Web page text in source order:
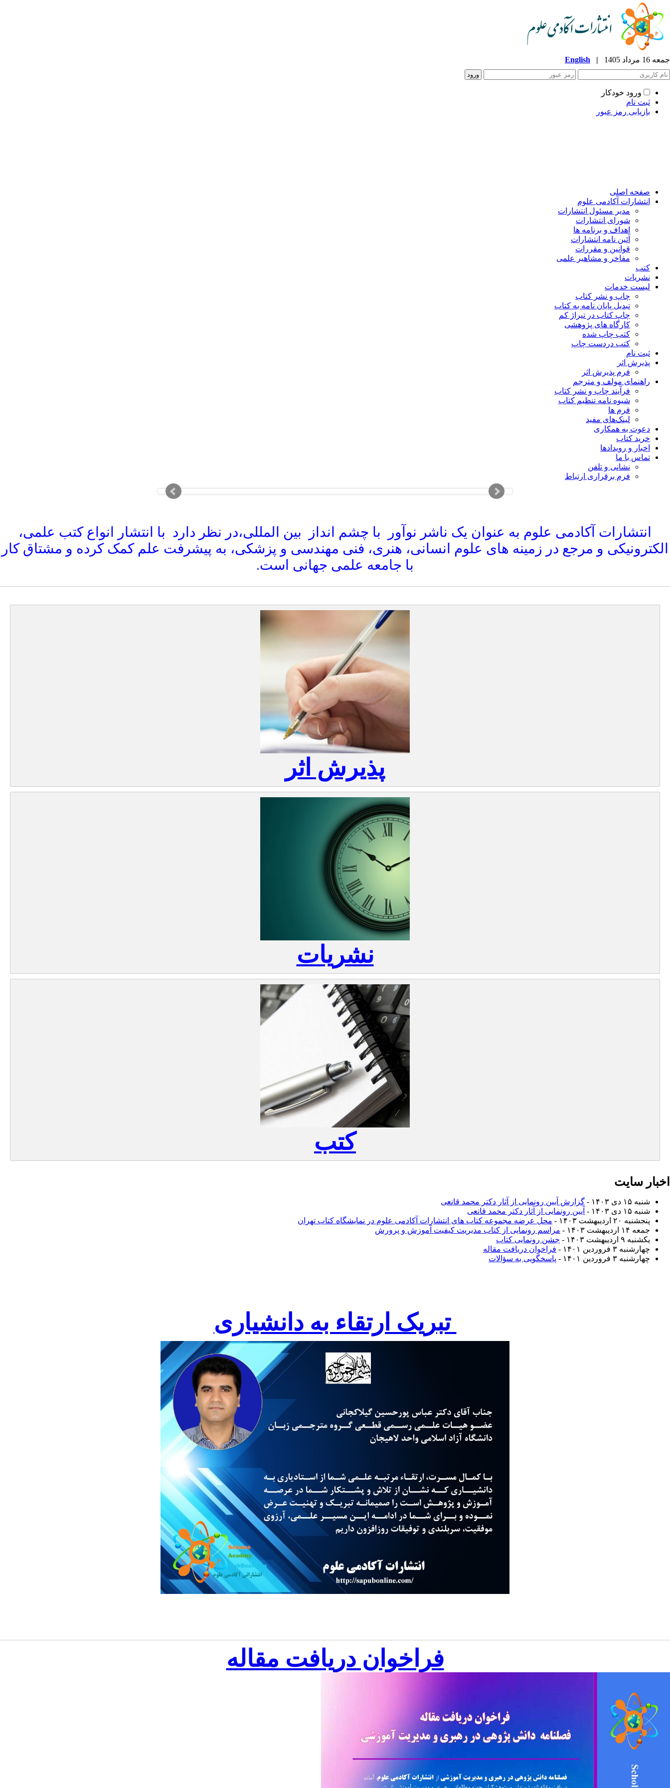
جمعه 16 مرداد 1405 |
English
ورود خودکار
ثبت نام
بازیابی رمز عبور
صفحه اصلی
انتشارات آکادمی علوم
مدیر مسئول انتشارات
شورای انتشارات
اهداف و برنامه ها
آئین نامه انتشارات
قوانین و مقررات
مفاخر و مشاهیر علمی
کتب
نشریات
لیست خدمات
چاپ و نشر کتاب
تبدیل پایان نامه به کتاب
چاپ کتاب در تیراژ کم
کارگاه های پژوهشی
کتب چاپ شده
کتب دردست چاپ
ثبت نام
پذیرش اثر
فرم پذیرش اثر
راهنمای مولف و مترجم
فرآیند چاپ و نشر کتاب
شیوه نامه تنظیم کتاب
فرم ها
لینک‌های مفید
دعوت به همکاری
خرید کتاب
اخبار و رویدادها
تماس با ما
نشانی و تلفن
فرم برقراری ارتباط
انتشارات آکادمی علوم به عنوان یک ناشر نوآور با چشم انداز بین المللی،در نظر دارد با انتشار انواع کتب علمی،
الکترونیکی و مرجع در زمینه های علوم انسانی، هنری، فنی مهندسی و پزشکی، به پیشرفت علم کمک کرده و مشتاق کار
با جامعه علمی جهانی است.
پذیرش اثر
نشریات
کتب
اخبار سایت
شنبه ۱۵ دی ۱۴۰۳ -
گزارش آیین رونمایی از آثار دکتر محمد قانعی
شنبه ۱۵ دی ۱۴۰۳ -
آیین رونمایی از آثار دکتر محمد قانعی
پنجشنبه ۲۰ اردیبهشت ۱۴۰۳ -
محل عرضه مجموعه کتاب های انتشارات آکادمی علوم در نمایشگاه کتاب تهران
جمعه ۱۴ اردیبهشت ۱۴۰۳ -
مراسم رونمایی از کتاب مدیریت کیفیت آموزش و پرورش
یکشنبه ۹ اردیبهشت ۱۴۰۳ -
جشن رونمایی کتاب
چهارشنبه ۳ فروردین ۱۴۰۱ -
فراخوان دریافت مقاله
چهارشنبه ۳ فروردین ۱۴۰۱ -
پاسخگویی به سؤالات
تبریک ارتقاء به دانشیاری
فراخوان دریافت مقاله